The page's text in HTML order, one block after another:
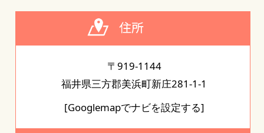
〒919-1144
福井県三方郡美浜町新庄281-1-1
[Googlemapでナビを設定する]